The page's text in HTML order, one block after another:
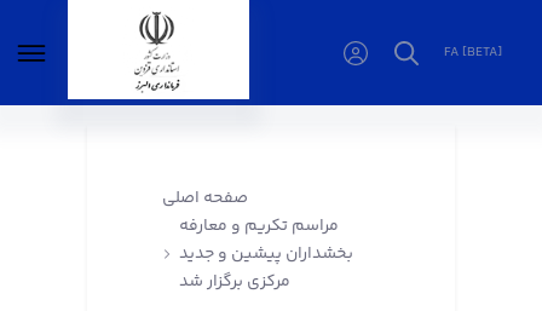
FA [BETA]
صفحه اصلی
مراسم تکریم و معارفه
بخشداران پیشین و جدید
مرکزی برگزار شد